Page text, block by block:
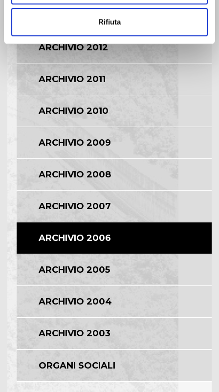
Rifiuta
ARCHIVIO 2012
ARCHIVIO 2011
ARCHIVIO 2010
ARCHIVIO 2009
ARCHIVIO 2008
ARCHIVIO 2007
ARCHIVIO 2006
ARCHIVIO 2005
ARCHIVIO 2004
ARCHIVIO 2003
ORGANI SOCIALI